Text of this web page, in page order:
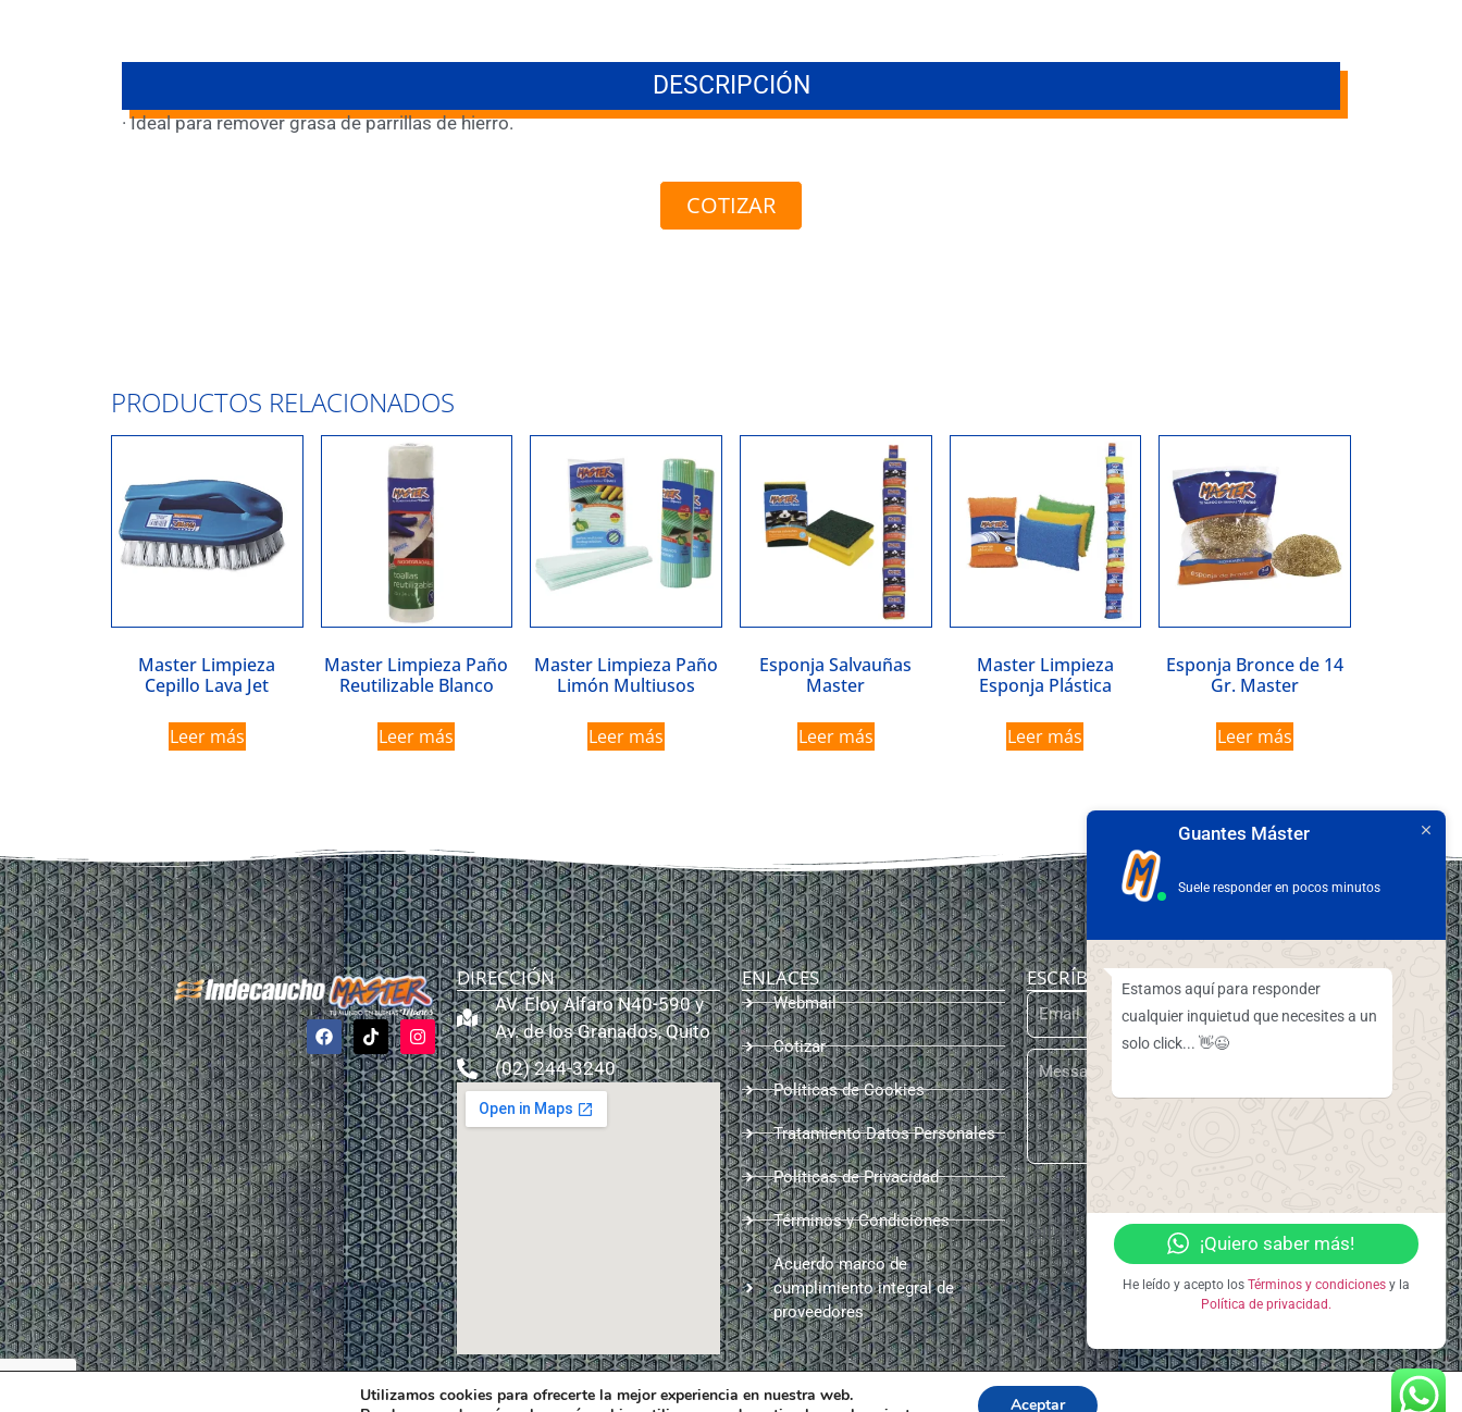
DESCRIPCIÓN
· Ideal para remover grasa de parrillas de hierro.
COTIZAR
PRODUCTOS RELACIONADOS
Master Limpieza
Cepillo Lava Jet
Leer más
Master Limpieza Paño
Reutilizable Blanco
Leer más
Master Limpieza Paño
Limón Multiusos
Leer más
Esponja Salvauñas
Master
Leer más
Master Limpieza
Esponja Plástica
Leer más
Esponja Bronce de 14
Gr. Master
Leer más
DIRECCIÓN
AV. Eloy Alfaro N40-590 y
Av. de los Granados, Quito
(02) 244-3240
ENLACES
Webmail
Cotizar
Políticas de Cookies
Tratamiento Datos Personales
Políticas de Privacidad
Términos y Condiciones
Acuerdo marco de
cumplimiento integral de
proveedores
ESCRÍBENOS
[elfsight_whatsapp_chat id="3"]
Utilizamos cookies para ofrecerte la mejor experiencia en nuestra web.
Aceptar
Guantes Máster
Suele responder en pocos minutos
Estamos aquí para responder
cualquier inquietud que necesites a un
solo click... 👋😉
¡Quiero saber más!
He leído y acepto los Términos y condiciones y la
Política de privacidad.